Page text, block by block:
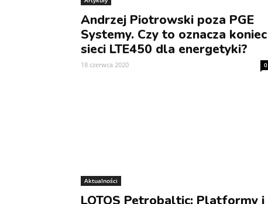
Andrzej Piotrowski poza PGE
Systemy. Czy to oznacza koniec
sieci LTE450 dla energetyki?
18 czerwca 2020 0
Aktualności
LOTOS Petrobaltic: Platformy i